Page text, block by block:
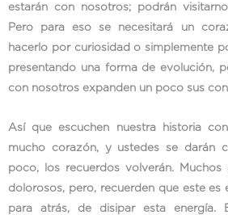
estarán con nosotros; podrán
Pero para eso se necesitará un
hacerlo por curiosidad o simplemente
presentando una forma de evolución,
con nosotros expanden un poco sus
Así que escuchen nuestra historia
mucho corazón, y ustedes se darán
poco, los recuerdos volverán. Muchos
dolorosos, pero, recuerden que este es
para atrás, de disipar esta energía.